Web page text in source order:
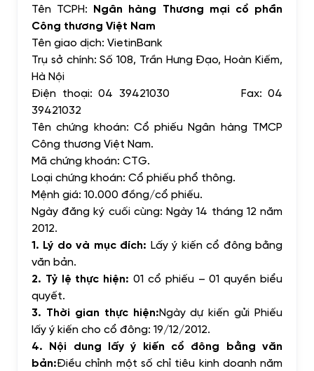
Tên TCPH: Ngân hàng Thương mại cổ phần
Công thương Việt Nam
Tên giao dịch: VietinBank
Trụ sở chính: Số108, Trần Hưng Đạo, Hoàn Kiếm,
Hà Nội
Điện thoại: 04 39421030 Fax: 04
39421032
Tên chứng khoán: Cổ phiếu Ngân hàng TMCP
Công thương Việt Nam.
Mã chứng khoán: CTG.
Loại chứng khoán: Cổ phiếu phổ thông.
Mệnh giá: 10.000 đồng/cổ phiếu.
Ngày đăng ký cuối cùng: Ngày 14 tháng 12 năm
2012.
1. Lý do và mục đích: Lấy ý kiến cổ đông bằng
văn bản.
2. Tỷ lệ thực hiện:01 cổ phiếu – 01 quyền biểu
quyết.
3. Thời gian thực hiện:Ngày dự kiến gửi Phiếu
lấy ý kiến cho cổ đông: 19/12/2012.
4. Nội dung lấy ý kiến cổ đông bằng văn
bản:Điều chỉnh một số chỉ tiêu kinh doanh năm